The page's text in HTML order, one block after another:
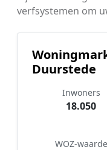
verfsystemen om
Duurstede
Inwoners
18.050
WOZ-waarde